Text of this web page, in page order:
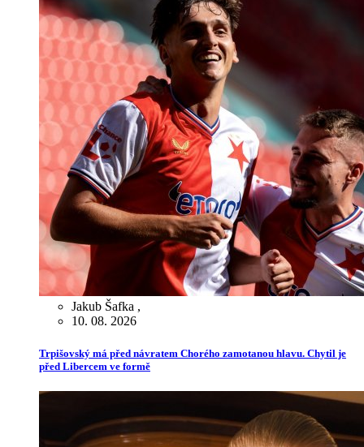
Jakub Šafka ,
10. 08. 2026
Trpišovský má před návratem Chorého zamotanou hlavu. Chytil je
před Libercem ve formě